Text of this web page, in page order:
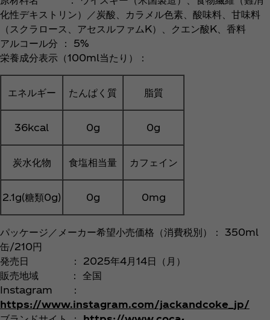
化性デキストリン）／炭酸、カラメル色素、酸味料、甘味料
（スクラロース、アセスルファムK）、クエン酸K、香料
アルコール分 ： 5%
栄養成分表示（100ml当たり）：
エネルギー たんぱく質 脂質
36kcal 0g 0g
炭水化物 食塩相当量 カフェイン
2.1g(糖類0g) 0g 0mg
パッケージ／メーカー希望小売価格（消費税別）： 350ml
缶/210円
発売日 ： 2025年4月14日（月）
販売地域 ： 全国
Instagram ：
https://www.instagram.com/jackandcoke_jp/